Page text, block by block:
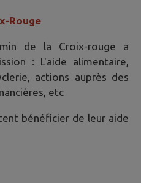
Rouge
de la Croix-rouge a
: L'aide alimentaire,
actions auprès des
etc
bénéficier de leur aide